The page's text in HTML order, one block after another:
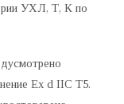
УХЛ, Т, К по
Ex d IIC T5.